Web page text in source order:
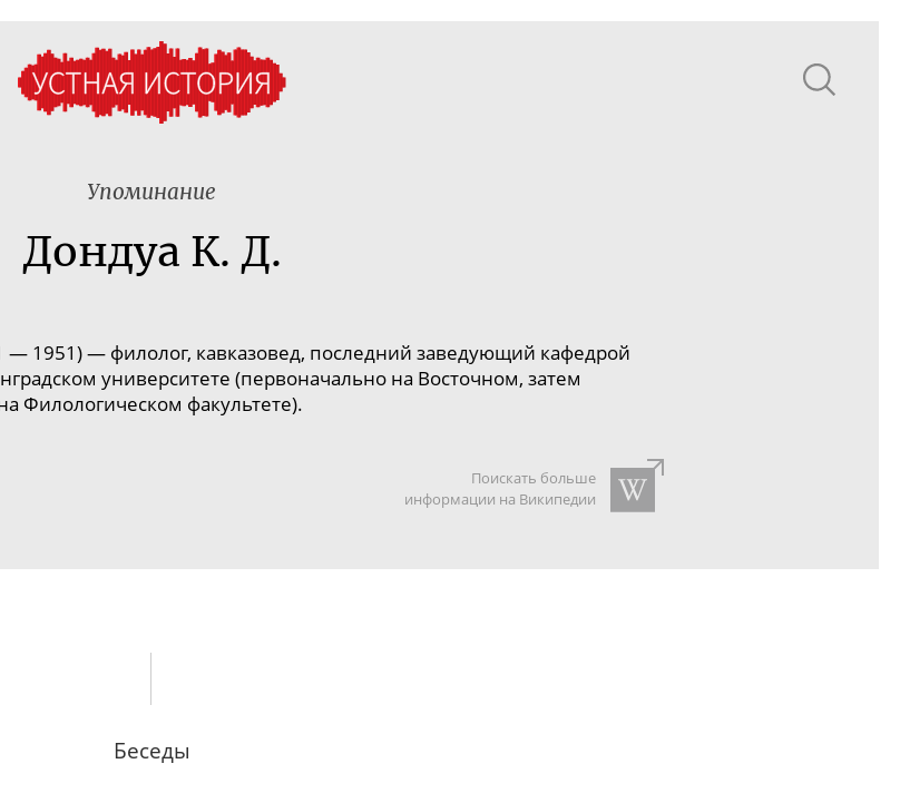
Упоминание
Дондуа К. Д.
— 1951)— филолог, кавказовед, последний заведующий кафедрой
университете (первоначально на Восточном, затем
Филологическом факультете).
Поискать больше
информации на Википедии
Беседы